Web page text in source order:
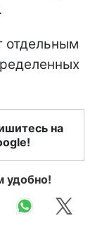
отдельным
на
удобно!